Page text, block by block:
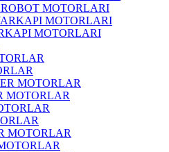
MOTORLARI
MOTORLARI
MOTORLAR